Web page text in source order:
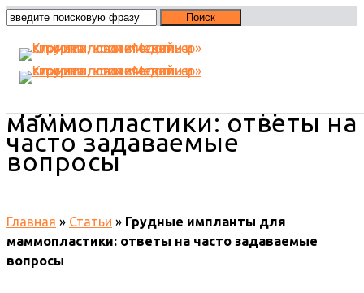
маммопластики: ответы на
часто задаваемые
вопросы
Главная » Статьи » Грудные импланты для
маммопластики: ответы на часто задаваемые
вопросы